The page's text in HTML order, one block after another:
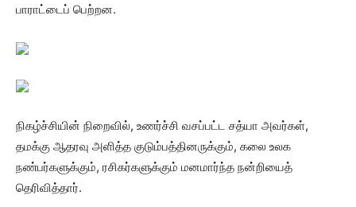
பாராட்டைப் பெற்றன.
நிகழ்ச்சியின் நிறைவில், உணர்ச்சி வசப்பட்ட சத்யா அவர்கள்,
தமக்கு ஆதரவு அளித்த குடும்பத்தினருக்கும், கலை உலக
நண்பர்களுக்கும், ரசிகர்களுக்கும் மனமார்ந்த நன்றியைத்
தெரிவித்தார்.